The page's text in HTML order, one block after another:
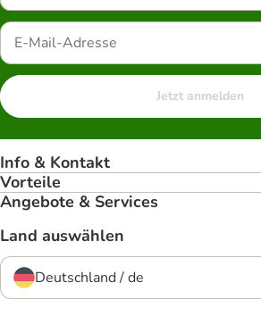
Jetzt anmelden
Info & Kontakt
Vorteile
Angebote & Services
Land auswählen
Deutschland / de